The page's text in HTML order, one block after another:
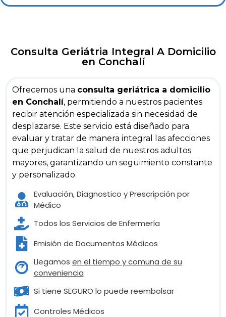
Consulta Geriátria Integral A Domicilio
en Conchalí
Ofrecemos una consulta geriátrica a domicilio
en Conchalí, permitiendo a nuestros pacientes
recibir atención especializada sin necesidad de
desplazarse. Este servicio está diseñado para
evaluar y tratar de manera integral las afecciones
que perjudican la salud de nuestros adultos
mayores, garantizando un seguimiento constante
y personalizado.
Evaluación, Diagnostico y Prescripción por
Médico
Todos los Servicios de Enfermería
Emisión de Documentos Médicos
Llegamos en el tiempo y comuna de su
conveniencia
Si tiene SEGURO lo puede reembolsar
Controles Médicos